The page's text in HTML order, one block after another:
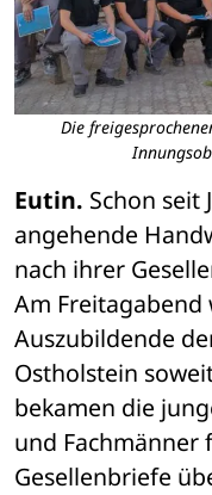
Die
Eutin. Schon seit
angehende
nach ihrer
Am Freitagabend
Auszubildende
Ostholstein
bekamen die
und Fachmänner
Gesellenbriefe